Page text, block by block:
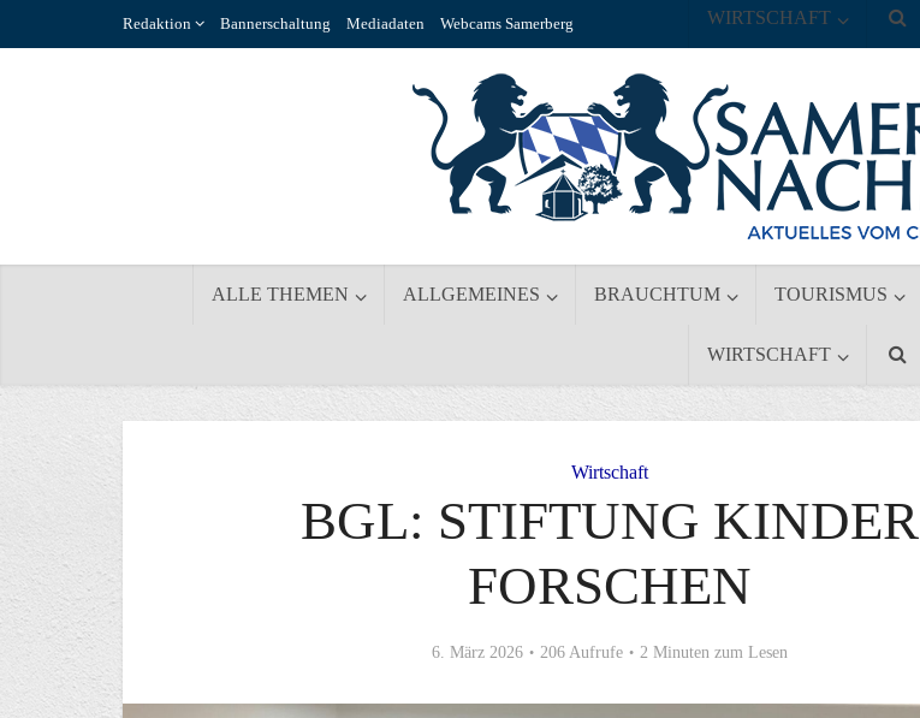
Redaktion Bannerschaltung Mediadaten Webcams Samerberg
ALLE THEMEN ALLGEMEINES BRAUCHTUM TOURISMUS
WIRTSCHAFT
WIRTSCHAFT
Wirtschaft
BGL: STIFTUNG KINDER
FORSCHEN
6. März 2026 206 Aufrufe 2 Minuten zum Lesen